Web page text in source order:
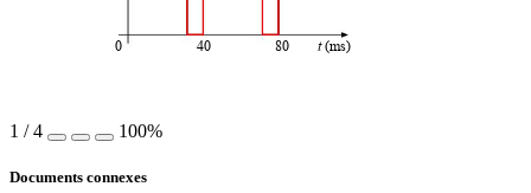
0                     40                  80 t (ms)
1 /4 100%
Documents connexes